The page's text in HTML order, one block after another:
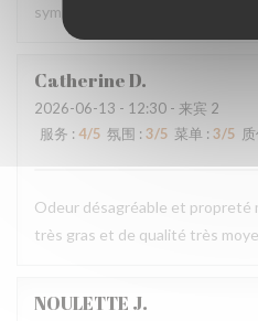
sympathiques
CatherineD
2026-06-13 - 12:30 - 来宾 2
服务 : 4/5 氛围 : 3/5 菜单 : 3/5
Odeur désagréable et propreté
très gras et de qualité très
NOULETTE J